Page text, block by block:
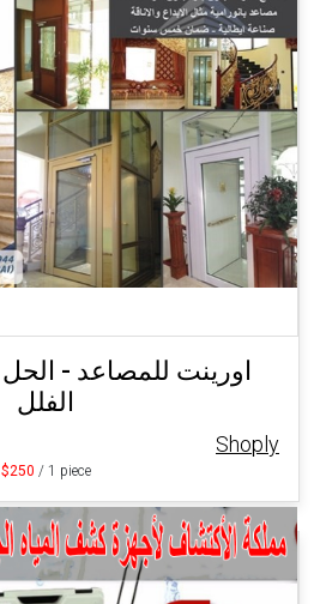
اورينت للمصاعد -
الفلل
Shoply
$250 / 1 piece